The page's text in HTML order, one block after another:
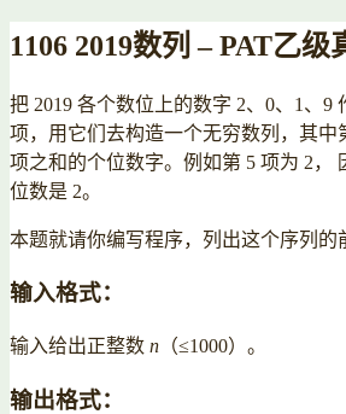
1106 2019数列 – PAT乙级
把 2019 各个数位上的数字 2、0、1、9
项，用它们去构造一个无穷数列，其中
项之和的个位数字。例如第 5 项为 2，
位数是 2。
本题就请你编写程序，列出这个序列的
输入格式：
输入给出正整数 n （≤1000）。
输出格式：